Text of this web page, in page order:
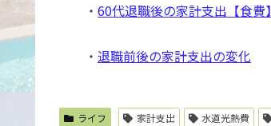
・ 60代退職後の家計支出【食費】
・ 退職前後の家計支出の変化
ライフ 家計支出 水道光熱費